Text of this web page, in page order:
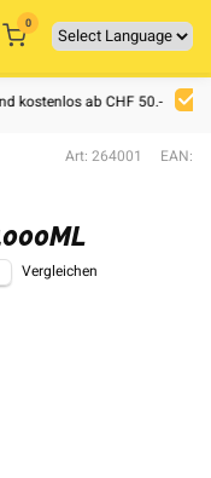
0
kostenlos ab CHF 50.-
Art: 264001 EAN:
Vergleichen